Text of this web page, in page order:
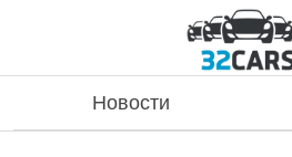
Новости